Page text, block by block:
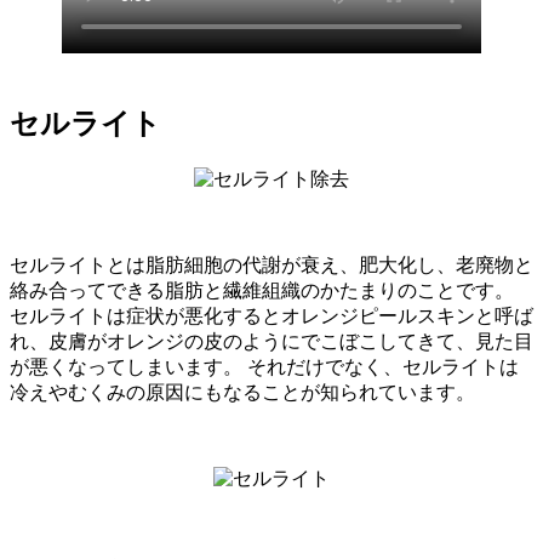
セルライト
セルライトとは脂肪細胞の代謝が衰え、肥大化し、老廃物と
絡み合ってできる脂肪と繊維組織のかたまりのことです。
セルライトは症状が悪化するとオレンジピールスキンと呼ば
れ、皮膚がオレンジの皮のようにでこぼこしてきて、見た目
が悪くなってしまいます。 それだけでなく、セルライトは
冷えやむくみの原因にもなることが知られています。